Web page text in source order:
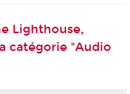
Lighthouse,
catégorie "Audio